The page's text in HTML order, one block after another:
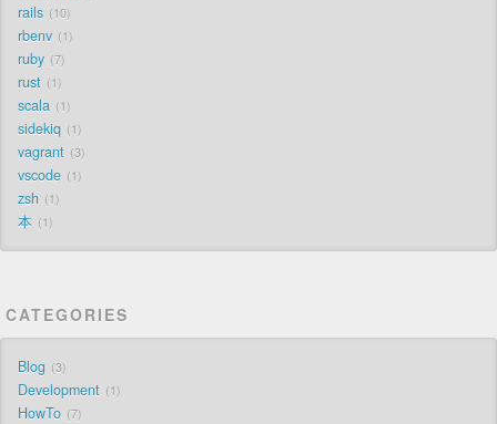
rails 10
rbenv 1
ruby 7
rust 1
scala 1
sidekiq 1
vagrant 3
vscode 1
zsh 1
本 1
CATEGORIES
Blog 3
Development 1
HowTo 7